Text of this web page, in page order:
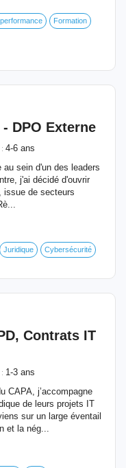
Formation
- DPO Externe
4-6 ans
sein d'un des leaders
j'ai décidé d'ouvrir
issue de secteurs
Juridique Cybersécurité
Contrats IT
1-3 ans
CAPA, j’accompagne
de leurs projets IT
sur un large éventail
et la nég...